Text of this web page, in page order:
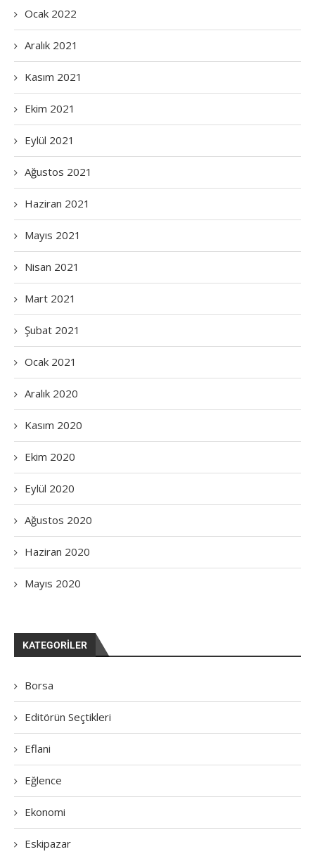
Ocak 2022
Aralık 2021
Kasım 2021
Ekim 2021
Eylül 2021
Ağustos 2021
Haziran 2021
Mayıs 2021
Nisan 2021
Mart 2021
Şubat 2021
Ocak 2021
Aralık 2020
Kasım 2020
Ekim 2020
Eylül 2020
Ağustos 2020
Haziran 2020
Mayıs 2020
KATEGORILER
Borsa
Editörün Seçtikleri
Eflani
Eğlence
Ekonomi
Eskipazar